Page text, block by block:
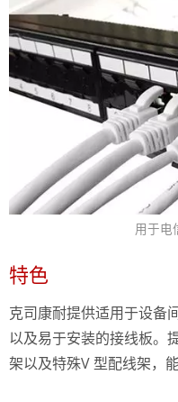
用于电
特色
克司康耐提供适用于设备
以及易于安装的接线板。
架以及特殊V 型配线架，